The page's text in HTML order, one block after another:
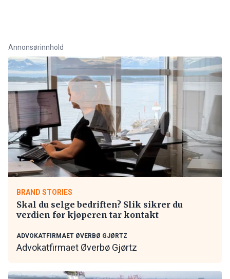
Annonsørinnhold
BRAND STORIES
Skal du selge bedriften? Slik sikrer du
verdien før kjøperen tar kontakt
ADVOKATFIRMAET ØVERBØ GJØRTZ
Advokatfirmaet Øverbø Gjørtz